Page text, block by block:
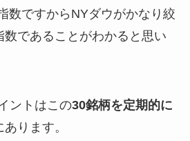
数ですからNYダウがかなり絞
数であることがわかると思い
ントはこの30銘柄を定期的に
あります。